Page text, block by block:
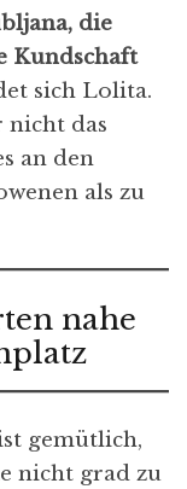
die
Kundschaft
sich Lolita.
nicht das
an den
als zu
nahe
gemütlich,
nicht grad zu